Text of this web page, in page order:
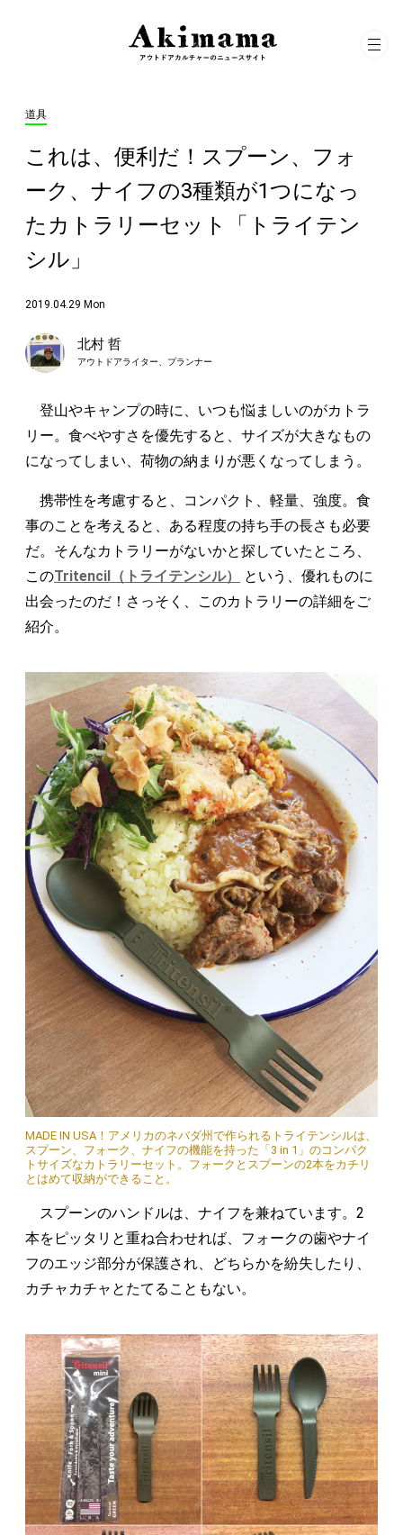
道具
これは、便利だ！スプーン、フォ
ーク、ナイフの3種類が1つになっ
たカトラリーセット「トライテン
シル」
2019.04.29 Mon
北村 哲
アウトドアライター、プランナー
登山やキャンプの時に、いつも悩ましいのがカトラ
リー。食べやすさを優先すると、サイズが大きなもの
になってしまい、荷物の納まりが悪くなってしまう。
携帯性を考慮すると、コンパクト、軽量、強度。食
事のことを考えると、ある程度の持ち手の長さも必要
だ。そんなカトラリーがないかと探していたところ、
このTritencil（トライテンシル）
という、優れものに
出会ったのだ！さっそく、このカトラリーの詳細をご
紹介。
MADE IN USA！アメリカのネバダ州で作られるトライテンシルは、
スプーン、フォーク、ナイフの機能を持った「3 in 1」のコンパク
トサイズなカトラリーセット。フォークとスプーンの2本をカチリ
とはめて収納ができること。
スプーンのハンドルは、ナイフを兼ねています。2
本をピッタリと重ね合わせれば、フォークの歯やナイ
フのエッジ部分が保護され、どちらかを紛失したり、
カチャカチャとたてることもない。